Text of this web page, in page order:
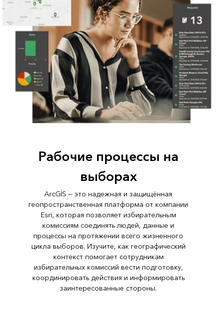
Рабочие процессы на
выборах
ArcGIS — это надежная и защищённая
геопространственная платформа от компании
Esri, которая позволяет избирательным
комиссиям соединять людей, данные и
процессы на протяжении всего жизненного
цикла выборов. Изучите, как географический
контекст помогает сотрудникам
избирательных комиссий вести подготовку,
координировать действия и информировать
заинтересованные стороны.